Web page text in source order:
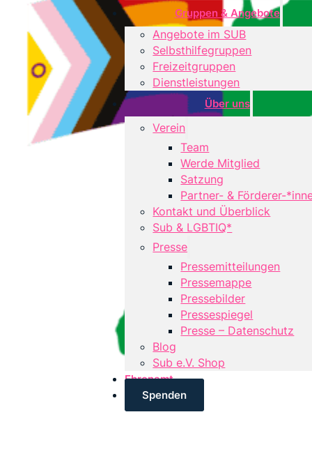
Gruppen & Angebote
Angebote im SUB
Selbsthilfegruppen
Freizeitgruppen
Dienstleistungen
Über uns
Verein
Team
Werde Mitglied
Satzung
Partner- & Förderer-
Kontakt und Überblick
Sub & LGBTIQ*
Presse
Pressemitteilungen
Pressemappe
Pressebilder
Pressespiegel
Presse – Datenschutz
Blog
Sub e.V. Shop
Ehrenamt
Spenden